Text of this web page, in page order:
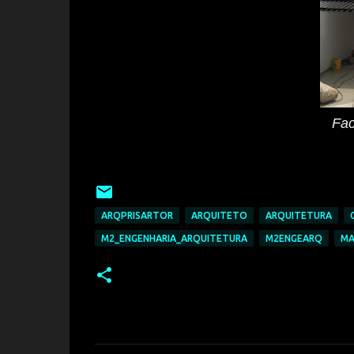
ARQPRISARTOR ARQUITETO ARQUITETURA
M2_ENGENHARIA_ARQUITETURA M2ENGEARQ